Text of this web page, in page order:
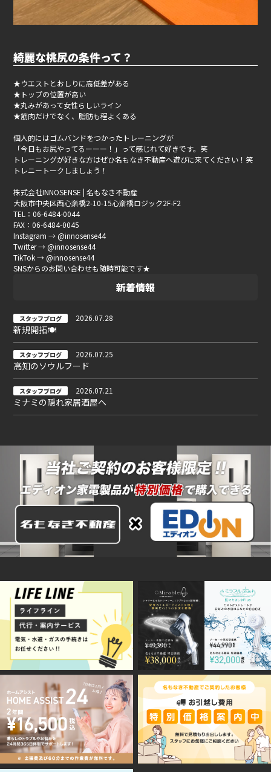
綺麗な桃尻の条件って？
★ウエストとおしりに高低差がある
★トップの位置が高い
★丸みがあって女性らしいライン
★筋肉だけでなく、脂肪も程よくある
個人的にはゴムバンドをつかったトレーニングが
「今日もお尻やってるーーー！」って感じれて好きです。笑
トレーニングが好きな方はぜひ名もなき不動産へ遊びに来てください！笑
トレニートークしましょう！
株式会社INNOSENSE | 名もなき不動産
大阪市中央区西心斎橋2-10-15心斎橋ロジック2F-F2
TEL：06-6484-0044
FAX：06-6484-0045
Instagram → @innosense44
Twitter → @innosense44
TikTok → @innosense44
SNSからのお問い合わせも随時可能です★
新着情報
スタッフブログ 2026.07.28
新規開拓🍽
スタッフブログ 2026.07.25
高知のソウルフード
スタッフブログ 2026.07.21
ミナミの隠れ家居酒屋へ